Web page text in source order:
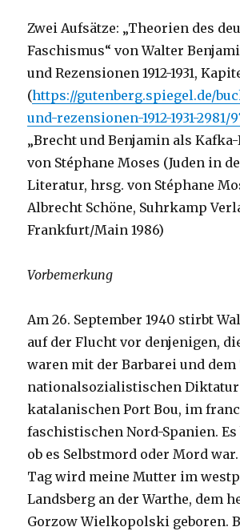
Zwei Aufsätze: „Theorien des
Faschismus“ von Walter
und Rezensionen 1912-1931,
(https://gutenberg.spiegel.de/
und-rezensionen-1912-1931-2981/
„Brecht und Benjamin als
von Stéphane Moses (Juden in
Literatur, hrsg. von Stéphane
Albrecht Schöne, Suhrkamp
Frankfurt/Main 1986)
Vorbemerkung
Am 26. September 1940 stirbt
auf der Flucht vor denjenigen,
waren mit der Barbarei und
nationalsozialistischen
katalanischen Port Bou, im
faschistischen Nord-Spanien.
ob es Selbstmord oder Mord
Tag wird meine Mutter im
Landsberg an der Warthe, dem
Gorzow Wielkopolski geboren.